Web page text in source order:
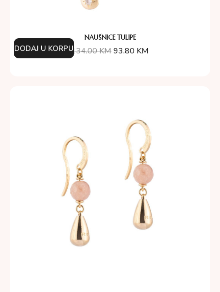
NAUŠNICE TULIPE
134.00KM93.80 KM
DODAJ U KORPU